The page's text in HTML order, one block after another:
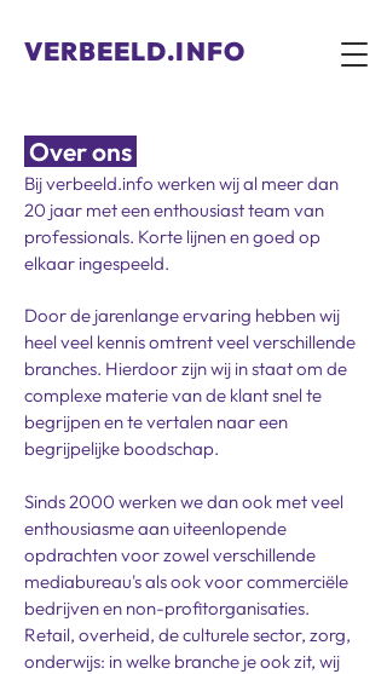
VERBEELD.INFO
Over ons
Bij verbeeld.info werken wij al meer dan
20 jaar met een enthousiast team van
professionals. Korte lijnen en goed op
elkaar ingespeeld.
Door de jarenlange ervaring hebben wij
heel veel kennis omtrent veel verschillende
branches. Hierdoor zijn wij in staat om de
complexe materie van de klant snel te
begrijpen en te vertalen naar een
begrijpelijke boodschap.
Sinds 2000 werken we dan ook met veel
enthousiasme aan uiteenlopende
opdrachten voor zowel verschillende
mediabureau's als ook voor commerciële
bedrijven en non-profitorganisaties.
Retail, overheid, de culturele sector, zorg,
onderwijs: in welke branche je ook zit, wij